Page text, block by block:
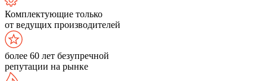
Комплектующие только
от ведущих производителей
более 60 лет безупречной
репутации на рынке